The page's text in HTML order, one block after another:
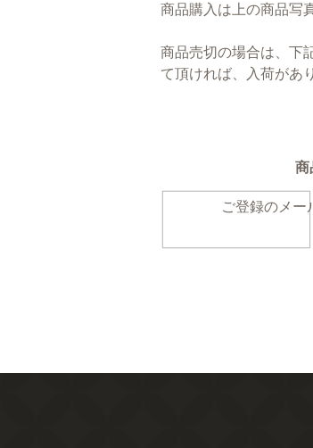
商品購入は上の商品写
商品売切の場合は、下
て頂ければ、入荷があ
商
ご登録のメー